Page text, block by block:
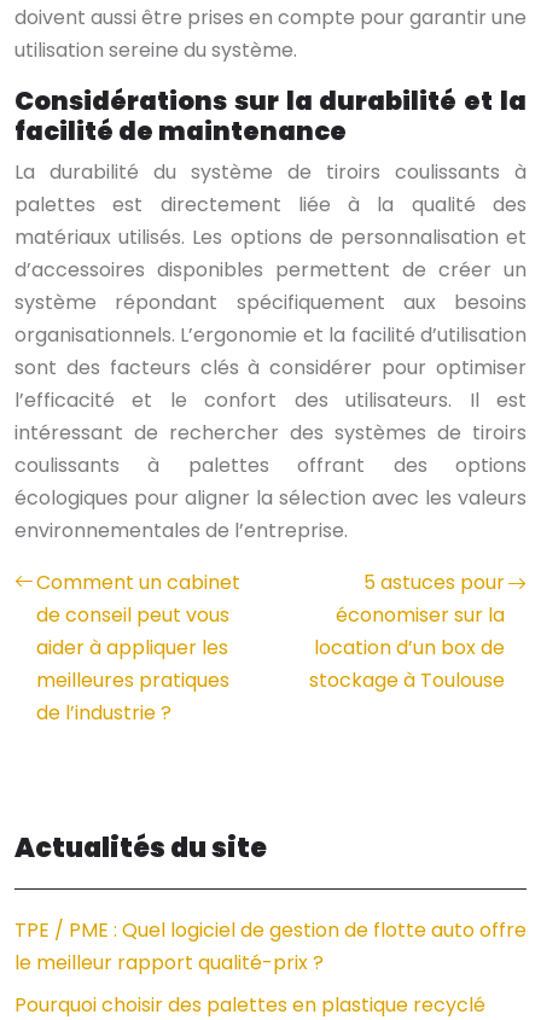
doivent aussi être prises en compte pour garantir une
utilisation sereine du système.
Considérations sur la durabilité et la
facilité de maintenance
La durabilité du système de tiroirs coulissants à
palettes est directement liée à la qualité des
matériaux utilisés. Les options de personnalisation et
d’accessoires disponibles permettent de créer un
système répondant spécifiquement aux besoins
organisationnels. L’ergonomie et la facilité d’utilisation
sont des facteurs clés à considérer pour optimiser
l’efficacité et le confort des utilisateurs. Il est
intéressant de rechercher des systèmes de tiroirs
coulissants à palettes offrant des options
écologiques pour aligner la sélection avec les valeurs
environnementales de l’entreprise.
Comment un cabinet
de conseil peut vous
aider à appliquer les
meilleures pratiques
de l’industrie ?
5 astuces pour
économiser sur la
location d’un box de
stockage à Toulouse
Actualités du site
TPE / PME : Quel logiciel de gestion de flotte auto offre
le meilleur rapport qualité-prix ?
Pourquoi choisir des palettes en plastique recyclé